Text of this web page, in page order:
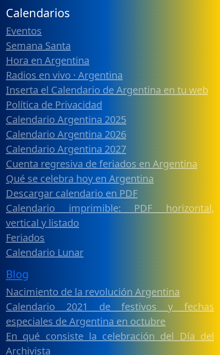
Calendarios
Eventos
Semana Santa
Hora en Argentina
Radios en vivo · Argentina
Inserta el Calendario de Argentina en tu web
Política de Privacidad
Calendario Argentina 2025
Calendario Argentina 2026
Calendario Argentina 2027
Cuenta regresiva de feriados en Argentina
Qué se celebra hoy en Argentina
Descargar calendario en PDF
Calendario imprimible: PDF horizontal,
vertical y listado
Feriados
Calendario Lunar
Blog
Nacimiento de la revolución Argentina
Calendario 2021 de festivos y fechas
especiales de Argentina en octubre
En qué consiste la celebración del Día del
Archivista